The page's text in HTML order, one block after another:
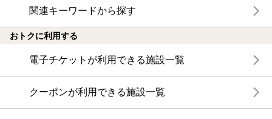
関連キーワードから探す
おトクに利用する
電子チケットが利用できる施設一覧
クーポンが利用できる施設一覧